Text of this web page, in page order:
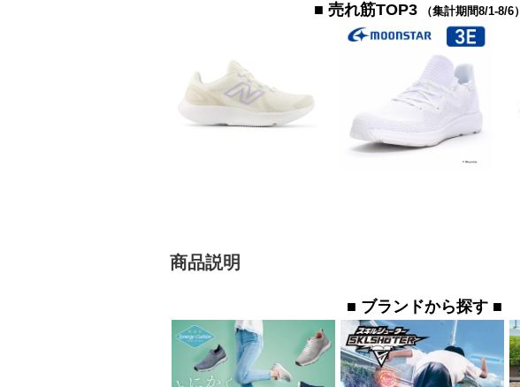
■ 売れ筋TOP3 （集計期間8/1-8/6）
商品説明
■ ブランドから探す ■